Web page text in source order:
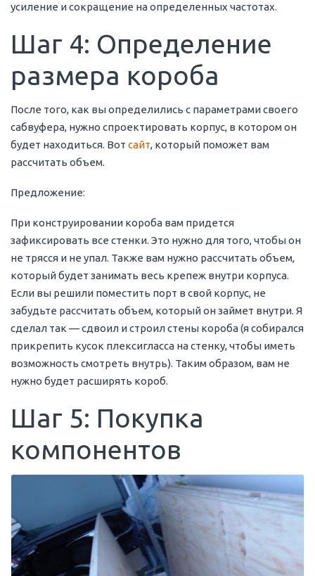
усиление и сокращение на определенных частотах.
Шаг 4: Определение
размера короба
После того, как вы определились с параметрами своего
сабвуфера, нужно спроектировать корпус, в котором он
будет находиться. Вот сайт, который поможет вам
рассчитать объем.
Предложение:
При конструировании короба вам придется
зафиксировать все стенки. Это нужно для того, чтобы он
не трясся и не упал. Также вам нужно рассчитать объем,
который будет занимать весь крепеж внутри корпуса.
Если вы решили поместить порт в свой корпус, не
забудьте рассчитать объем, который он займет внутри. Я
сделал так — сдвоил и строил стены короба (я собирался
прикрепить кусок плексигласса на стенку, чтобы иметь
возможность смотреть внутрь). Таким образом, вам не
нужно будет расширять короб.
Шаг 5: Покупка
компонентов